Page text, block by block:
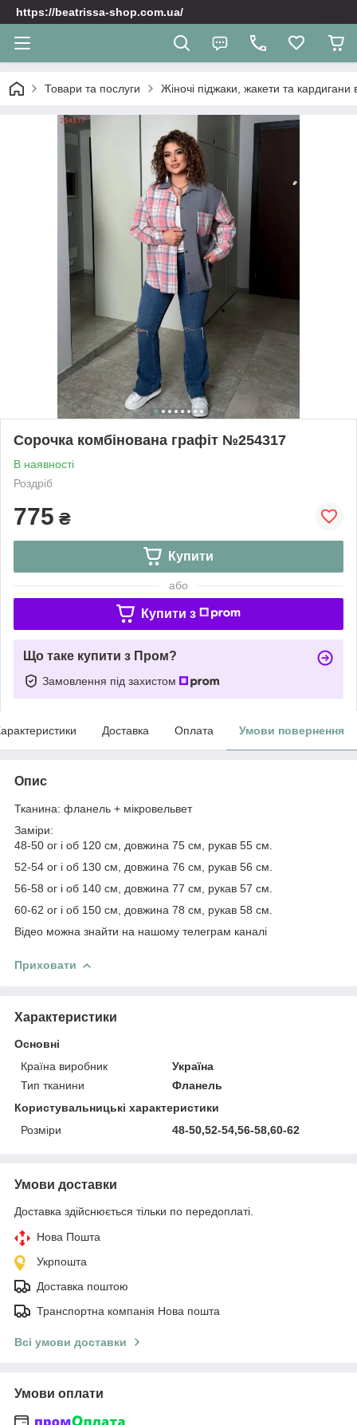
https://beatrissa-shop.com.ua/
Товари та послуги Жіночі піджаки, жакети та кардигани
Сорочка комбінована графіт №254317
В наявності
Роздріб
775 ₴
Купити
або
Купити з
Що таке купити з Пром?
Замовлення під захистом
Доставка Оплата Умови повернення
Опис
Тканина: фланель + мікровельвет
Заміри:
48-50 ог і об 120 см, довжина 75 см, рукав 55 см.
52-54 ог і об 130 см, довжина 76 см, рукав 56 см.
56-58 ог і об 140 см, довжина 77 см, рукав 57 см.
60-62 ог і об 150 см, довжина 78 см, рукав 58 см.
Відео можна знайти на нашому телеграм каналі
Приховати
Характеристики
Основні
Країна виробник
Україна
Тип тканини
Фланель
Користувальницькі характеристики
Розміри
48-50,52-54,56-58,60-62
Умови доставки
Доставка здійснюється тільки по передоплаті.
Нова Пошта
Укрпошта
Доставка поштою
Транспортна компанія Нова пошта
Всі умови доставки
Умови оплати